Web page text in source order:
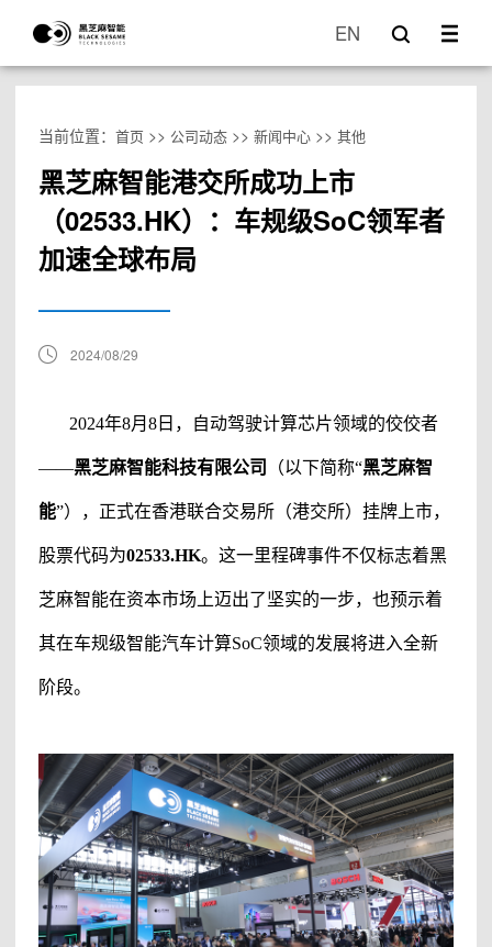
EN
当前位置： 首页 >> 公司动态>> 新闻中心>> 其他
黑芝麻智能港交所成功上市
（02533.HK）：车规级SoC领军者
加速全球布局
2024/08/29
2024年8月8日 ，自动驾驶计算芯片领域的佼佼者
——黑芝麻智能科技有限公司 （以下简称“黑芝麻智
能”） ，正式在香港联合交易所（港交所）挂牌上市，
股票代码为02533.HK。这一里程碑事件不仅标志着黑
芝麻智能在资本市场上迈出了坚实的一步，也预示着
其在车规级智能汽车计算SoC领域的发展将进入全新
阶段。